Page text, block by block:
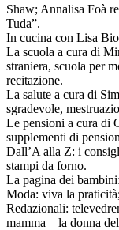
Shaw; Annalisa Foà
Tuda”.
In cucina con Lisa
La scuola a cura di
straniera, scuola per
recitazione.
La salute a cura di
sgradevole,
Le pensioni a cura di
supplementi di
Dall’A alla Z: i
stampi da forno.
La pagina dei
Moda: viva la
Redazionali:
mamma – la donna